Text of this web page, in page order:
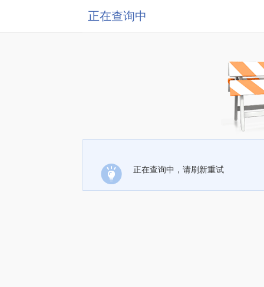
正在查询中
正在查询中，请刷新重试